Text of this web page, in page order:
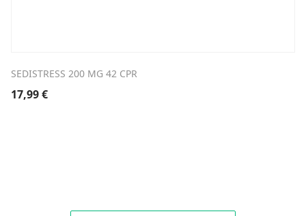
SEDISTRESS 200 MG 42 CPR
17,99€